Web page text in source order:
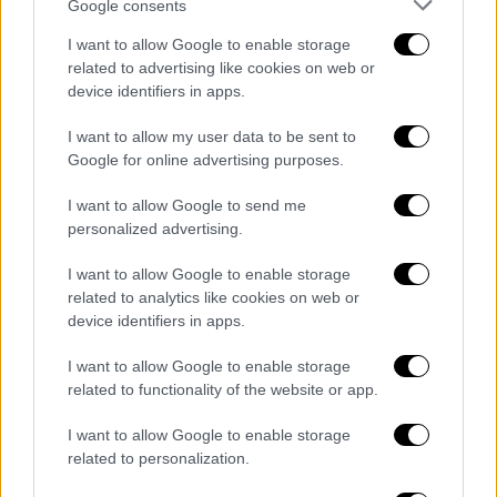
Google consents
I want to allow Google to enable storage
related to advertising like cookies on web or
device identifiers in apps.
I want to allow my user data to be sent to
Google for online advertising purposes.
I want to allow Google to send me
personalized advertising.
I want to allow Google to enable storage
related to analytics like cookies on web or
device identifiers in apps.
I want to allow Google to enable storage
related to functionality of the website or app.
I want to allow Google to enable storage
related to personalization.
αναγνώριση της Γενοκτονιας’’, αλλά και
δεκάδες Εθνικά κοινοβούλια χωρών σε όλο
τον κόσμο, όπως και ο προεδρος των ΗΠΑ,
μελετώντας τα χιλιάδες στοιχεία
διπλωματικών γραφείων της εποχής που
ανέδειξε η επιστημονική έρευνα, θεωρούν
Νεοτουρκους και τους κεμαλιστές, την
περίοδο 1914-1922, σε βάρος Αρμενιων,
Ασσυρίων και Ελλήνων,αποτελούν πράξεις
Γενοκτονίαςσύμφωνα με την σύμβαση 2 του
1948 του ΟΗΕ.Τον καλούμε να συμβιβαστεί
με το ιστορικό του παρελθόν και να ζητήσει
δημόσια συγνώμη από τους απογόνους των
κυβέρνηση, που 104 χρόνια μετά την
Γενοκτονία που υπέστη ο ελληνισμός του